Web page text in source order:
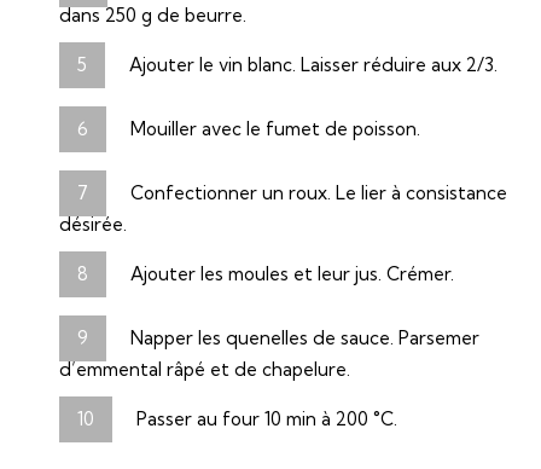
dans 250 g de beurre.
Ajouter le vin blanc. Laisser réduire aux 2/3.
Mouiller avec le fumet de poisson.
Confectionner un roux. Le lier à consistance
désirée.
Ajouter les moules et leur jus. Crémer.
Napper les quenelles de sauce. Parsemer
d’emmental râpé et de chapelure.
Passer au four 10 min à 200 °C.